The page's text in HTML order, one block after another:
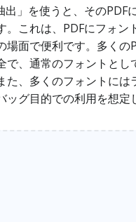
出」を使うと、その
。これは、PDFにフォ
場面で便利です。多く
で、通常のフォントと
た、多くのフォントに
グ目的での利用を想定